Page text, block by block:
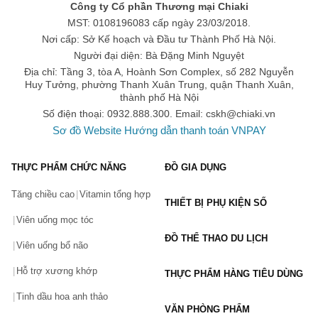
Công ty Cổ phần Thương mại Chiaki
MST: 0108196083 cấp ngày 23/03/2018.
Nơi cấp: Sở Kế hoạch và Đầu tư Thành Phố Hà Nội.
Người đại diện: Bà Đặng Minh Nguyệt
Địa chỉ: Tầng 3, tòa A, Hoành Sơn Complex, số 282 Nguyễn
Huy Tưởng, phường Thanh Xuân Trung, quận Thanh Xuân,
thành phố Hà Nội
Số điện thoại: 0932.888.300. Email: cskh@chiaki.vn
Sơ đồ Website Hướng dẫn thanh toán VNPAY
THỰC PHẨM CHỨC NĂNG
Tăng chiều cao Vitamin tổng hợp
Viên uống mọc tóc
Viên uống bổ não
Hỗ trợ xương khớp
Tinh dầu hoa anh thảo
ĐỒ GIA DỤNG
THIẾT BỊ PHỤ KIỆN SỐ
ĐỒ THỂ THAO DU LỊCH
THỰC PHẨM HÀNG TIÊU DÙNG
VĂN PHÒNG PHẨM
Giảm ngay cho bất kỳ đơn hàng nào.
XXX-XXXX
Số lần áp dụng:
lần
Chỉ áp dụng cho gian hàng:
Ngày hết hạn:
LẤY MÃ NGAY